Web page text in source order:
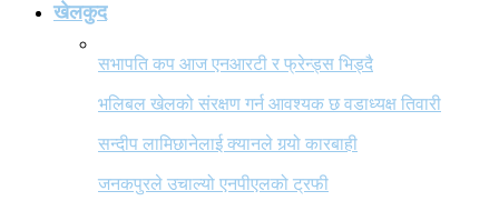
खेलकुद
सभापति कप आज एनआरटी र फ्रेन्ड्स भिड्दै
भलिबल खेलको संरक्षण गर्न आवश्यक छ वडाध्यक्ष तिवारी
सन्दीप लामिछानेलाई क्यानले गर्‍यो कारबाही
जनकपुरले उचाल्यो एनपीएलको ट्रफी